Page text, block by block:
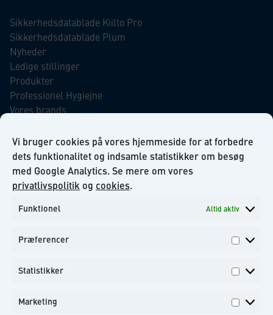
Vi bruger cookies på vores hjemmeside for at forbedre
dets funktionalitet og indsamle statistikker om besøg
med Google Analytics. Se mere om vores
privatlivspolitik og cookies.
Funktionel Altid aktiv
Præferencer
Statistikker
Marketing
Sikkerhedsdatablade Kiilto Pro
Sikkerhedsdatablade Plum
Nyheder
Ledige stillinger
Produkter
Professionel Hygiejne
Vores brands
Our Promise to the Environment
INFORMATION
Om KiiltoClean A/S
Kontakt